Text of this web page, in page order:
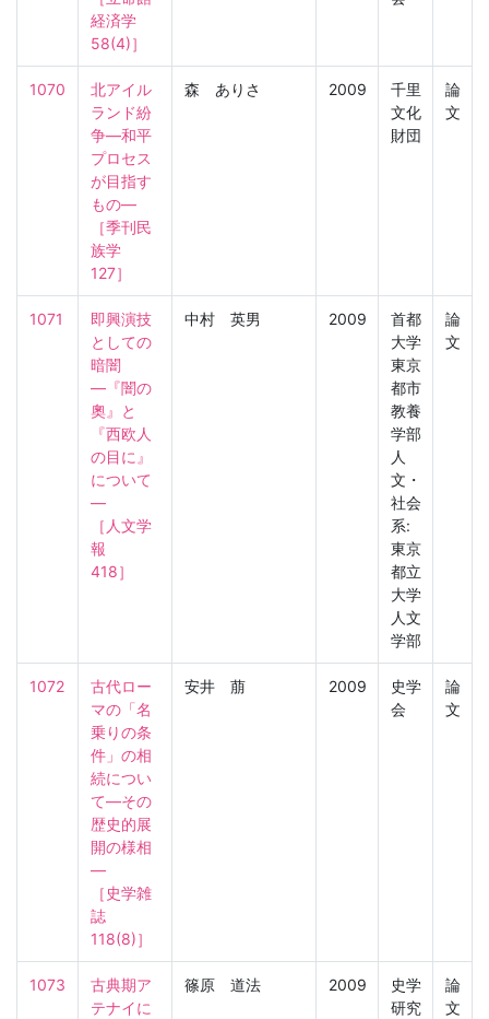
経済学
58(4)］
1070
北アイル
ランド紛
争―和平
プロセス
が目指す
もの―
［季刊民
族学
127］
森 ありさ 2009
千里
文化
財団
論
文
1071
即興演技
としての
暗闇
―『闇の
奧』と
『西欧人
の目に』
について
―
［人文学
報
418］
中村 英男 2009
首都
大学
東京
都市
教養
学部
人
文・
社会
系:
東京
都立
大学
人文
学部
論
文
1072
古代ロー
マの「名
乗りの条
件」の相
続につい
て―その
歴史的展
開の様相
―
［史学雑
誌
118(8)］
安井 萠 2009
史学
会
論
文
1073
古典期ア
テナイに
篠原 道法 2009
史学
研究
論
文